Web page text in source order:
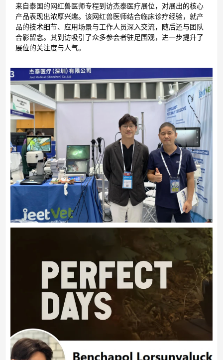
来自泰国的网红兽医师专程到访杰泰医疗展位，对展出的核心
产品表现出浓厚兴趣。该网红兽医师结合临床诊疗经验，就产
品的技术细节、应用场景与工作人员深入交流，随后还与团队
合影留念。其到访吸引了众多参会者驻足围观，进一步提升了
展位的关注度与人气。